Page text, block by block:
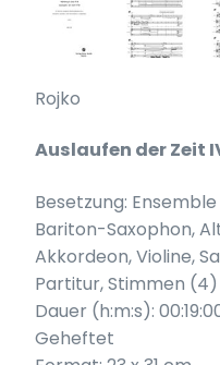
Rojko
Auslaufen der Zeit
Besetzung: Ensemble
Bariton-Saxophon,
Akkordeon, Violine,
Partitur, Stimmen (4)
Dauer (h:m:s):
Geheftet